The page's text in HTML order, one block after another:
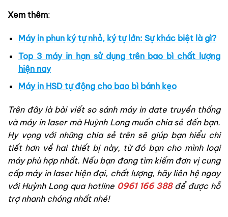
Xem thêm:
Máy in phun ký tự nhỏ, ký tự lớn: Sự khác biệt là gì?
Top 3 máy in hạn sử dụng trên bao bì chất lượng
hiện nay
Máy in HSD tự động cho bao bì bánh kẹo
Trên đây là bài viết so sánh máy in date truyền thống
và máy in laser mà Huỳnh Long muốn chia sẻ đến bạn.
Hy vọng với những chia sẻ trên sẽ giúp bạn hiểu chi
tiết hơn về hai thiết bị này, từ đó bạn cho mình loại
máy phù hợp nhất. Nếu bạn đang tìm kiếm đơn vị cung
cấp máy in laser hiện đại, chất lượng, hãy liên hệ ngay
với Huỳnh Long qua hotline 0961 166 388để được hỗ
trợ nhanh chóng nhất nhé!